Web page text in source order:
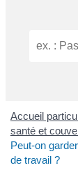
Accueil
santé et
Peut-on
de travail ?